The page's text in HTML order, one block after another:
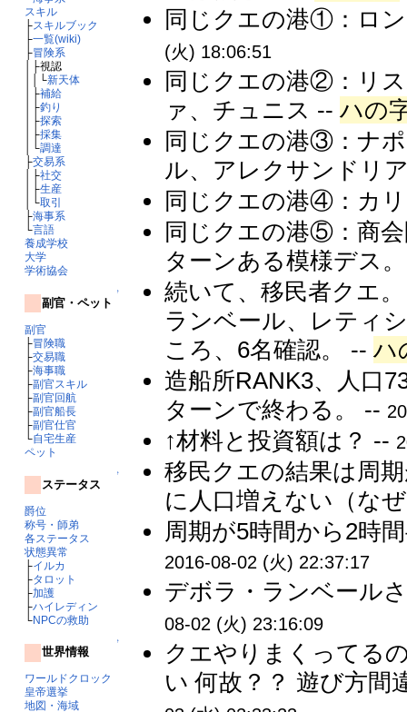
スキル
├スキルブック
├一覧(wiki)
├冒険系
│├視認
││└新天体
│├補給
│├釣り
│├探索
│├採集
│└調達
├交易系
│├社交
│├生産
│└取引
├海事系
└言語
養成学校
大学
学術協会
↑
副官・ペット
副官
├冒険職
├交易職
├海事職
├副官スキル
├副官回航
├副官船長
├副官仕官
└自宅生産
ペット
↑
ステータス
爵位
称号・師弟
各ステータス
状態異常
├イルカ
├タロット
├加護
├ハイレディン
└NPCの救助
↑
世界情報
ワールドクロック
皇帝選挙
地図・海域
同じクエの港①：ロ
(火) 18:06:51
同じクエの港②：リ
ァ、チュニス --ハの
同じクエの港③：ナ
ル、アレクサンドリ
同じクエの港④：カ
同じクエの港⑤：商
ターンある模様デス
続いて、移民者クエ
ランベール、レティ
ころ、6名確認。 --ハ
造船所RANK3、人口
ターンで終わる。 --
↑材料と投資額は？ --
移民クエの結果は周
に人口増えない（な
周期が5時間から2時
2016-08-02 (火) 22:37:17
デボラ・ランベール
08-02 (火) 23:16:09
クエやりまくってる
い 何故？？ 遊び方